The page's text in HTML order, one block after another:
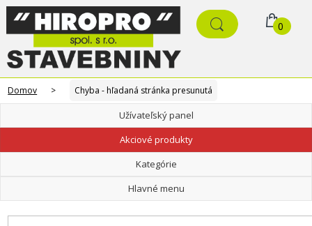
0
Domov > Chyba - hľadaná stránka presunutá
Užívateľský panel
Akciové produkty
Kategórie
Hlavné menu